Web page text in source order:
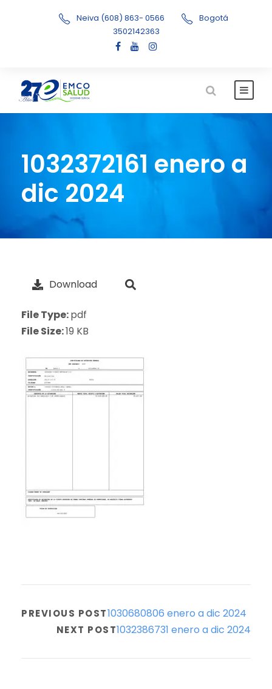
Neiva (608) 863- 0566
Bogotá
3502142363
1032372161 enero a
dic 2024
Download
File Type:pdf
File Size:19 KB
PREVIOUS POST1030680806 enero a dic 2024
NEXT POST1032386731 enero a dic 2024